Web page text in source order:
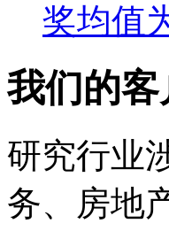
奖均值
我们的客
研究行业
务、房地